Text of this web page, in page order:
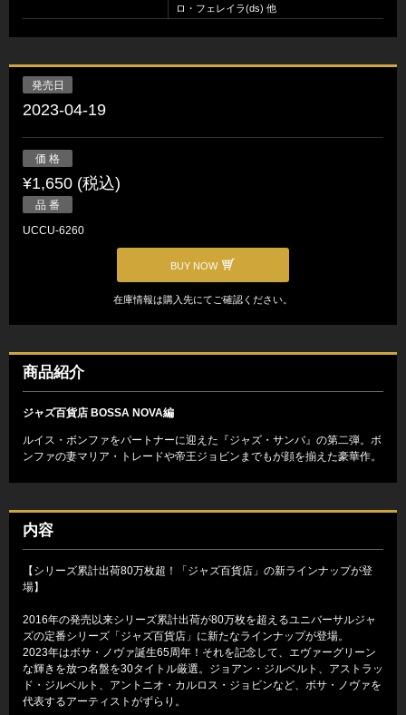
ロ・フェレイラ(ds) 他
発売日
2023-04-19
価 格
¥1,650 (税込)
品 番
UCCU-6260
BUY NOW
在庫情報は購入先にてご確認ください。
商品紹介
ジャズ百貨店 BOSSA NOVA編
ルイス・ボンファをパートナーに迎えた『ジャズ・サンバ』の第二弾。ボ
ンファの妻マリア・トレードや帝王ジョビンまでもが顔を揃えた豪華作。
内容
【シリーズ累計出荷80万枚超！「ジャズ百貨店」の新ラインナップが登
場】
2016年の発売以来シリーズ累計出荷が80万枚を超えるユニバーサルジャ
ズの定番シリーズ「ジャズ百貨店」に新たなラインナップが登場。
2023年はボサ・ノヴァ誕生65周年！それを記念して、エヴァーグリーン
な輝きを放つ名盤を30タイトル厳選。ジョアン・ジルベルト、アストラッ
ド・ジルベルト、アントニオ・カルロス・ジョビンなど、ボサ・ノヴァを
代表するアーティストがずらり。